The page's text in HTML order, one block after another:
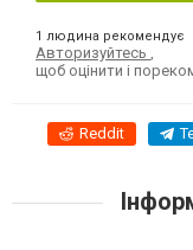
1 людина рекомендує
Авторизуйтесь
щоб оцінити і
Reddit